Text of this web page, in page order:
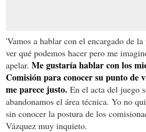
'Vamos a hablar con el encargado de
ver qué podemos hacer pero me
apelar. Me gustaría hablar con los
Comisión para conocer su punto de
me parece justo. En el acta del juego
abandonamos el área técnica. Yo no
sin conocer la postura de los
Vázquez muy inquieto.